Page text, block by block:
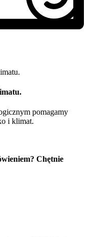
pomagamy
i klimat.
Chętnie